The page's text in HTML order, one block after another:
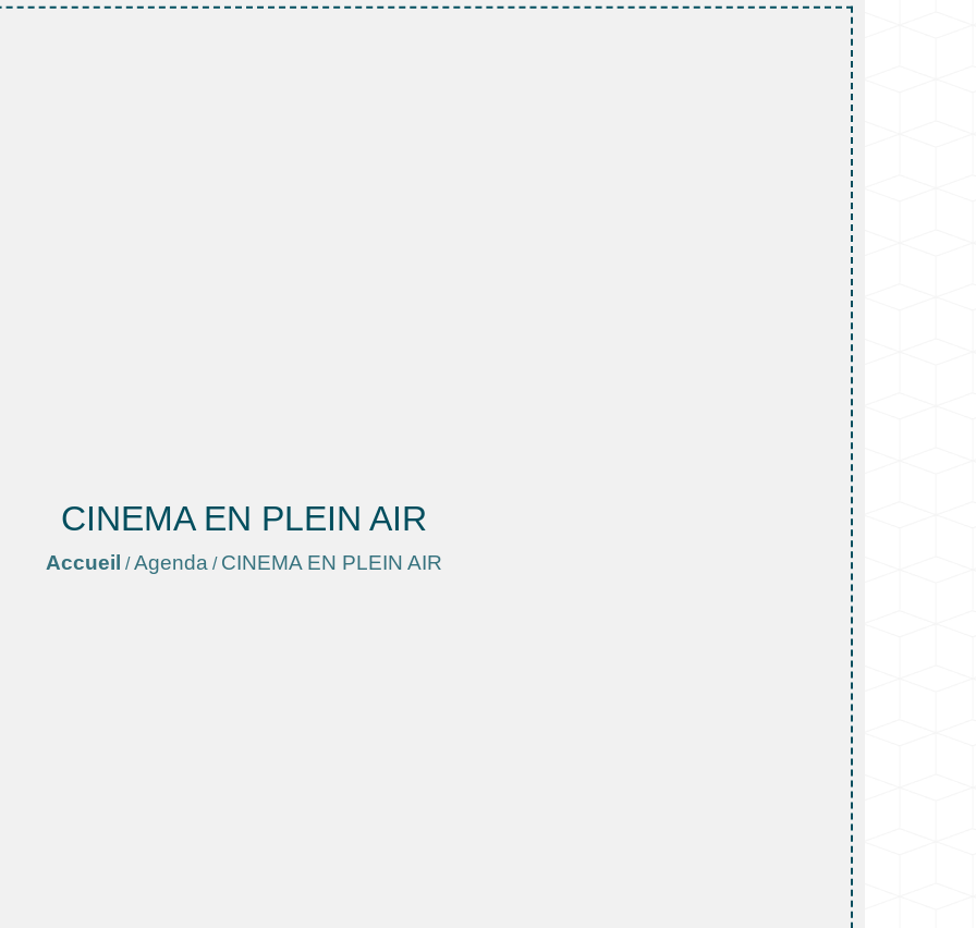
CINEMA EN PLEIN AIR
Accueil /Agenda / CINEMA EN PLEIN AIR